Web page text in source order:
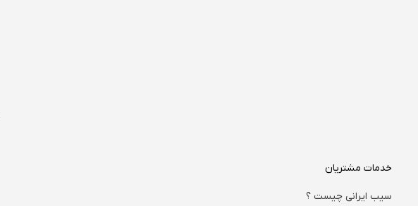
خدمات مشتریان
سیب ایرانی چیست ؟